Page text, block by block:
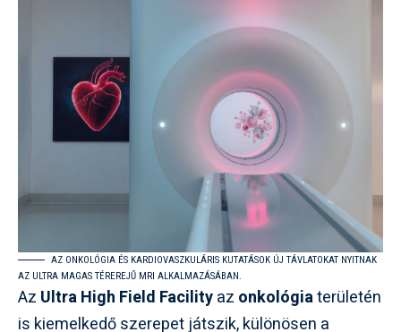
AZ ONKOLÓGIA ÉS KARDIOVASZKULÁRIS KUTATÁSOK ÚJ TÁVLATOKAT NYITNAK
AZ ULTRA MAGAS TÉREREJŰ MRI ALKALMAZÁSÁBAN.
Az Ultra High Field Facilityaz onkológiaterületén
is kiemelkedő szerepet játszik, különösen a